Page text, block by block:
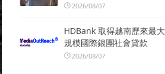
2026/08/07
HDBank 取得越南歷來最大
規模國際銀團社會貸款
2026/08/07